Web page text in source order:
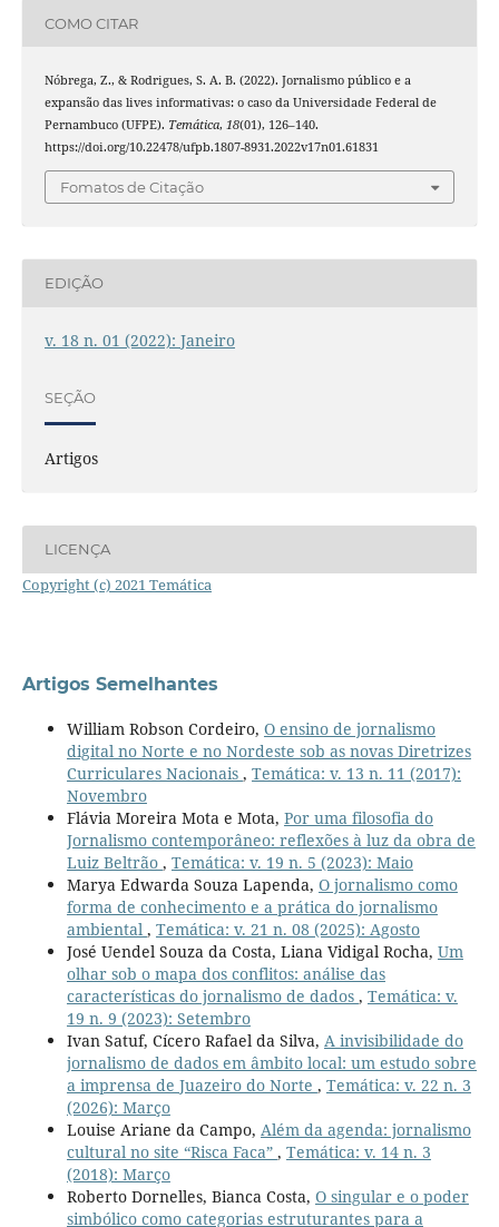
COMO CITAR
Nóbrega, Z., & Rodrigues, S. A. B. (2022). Jornalismo público e a
expansão das lives informativas: o caso da Universidade Federal de
Pernambuco (UFPE). Temática, 18(01), 126–140.
https://doi.org/10.22478/ufpb.1807-8931.2022v17n01.61831
Fomatos de Citação
EDIÇÃO
v. 18 n. 01 (2022): Janeiro
SEÇÃO
Artigos
LICENÇA
Copyright (c) 2021 Temática
Artigos Semelhantes
William Robson Cordeiro, O ensino de jornalismo
digital no Norte e no Nordeste sob as novas Diretrizes
Curriculares Nacionais , Temática: v. 13 n. 11 (2017):
Novembro
Flávia Moreira Mota e Mota, Por uma filosofia do
Jornalismo contemporâneo: reflexões à luz da obra de
Luiz Beltrão , Temática: v. 19 n. 5 (2023): Maio
Marya Edwarda Souza Lapenda, O jornalismo como
forma de conhecimento e a prática do jornalismo
ambiental , Temática: v. 21 n. 08 (2025): Agosto
José Uendel Souza da Costa, Liana Vidigal Rocha, Um
olhar sob o mapa dos conflitos: análise das
características do jornalismo de dados , Temática: v.
19 n. 9 (2023): Setembro
Ivan Satuf, Cícero Rafael da Silva, A invisibilidade do
jornalismo de dados em âmbito local: um estudo sobre
a imprensa de Juazeiro do Norte , Temática: v. 22 n. 3
(2026): Março
Louise Ariane da Campo, Além da agenda: jornalismo
cultural no site “Risca Faca” , Temática: v. 14 n. 3
(2018): Março
Roberto Dornelles, Bianca Costa, O singular e o poder
simbólico como categorias estruturantes para a